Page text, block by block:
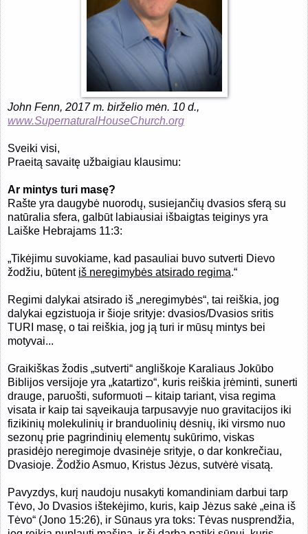
John Fenn, 2017m. birželio mėn. 10 d.,
www.SupernaturalHouseChurch.org
Sveiki visi,
Praeitą savaitę užbaigiau klausimu:
Ar mintys turi masę?
Rašte yra daugybė nuorodų, susiejančių dvasios sferą su
natūralia sfera, galbūt labiausiai išbaigtas teiginys yra
Laiške Hebrajams 11:3:
„Tikėjimu suvokiame, kad pasauliai buvo sutverti Dievo
žodžiu, būtent iš neregimybės atsirado regima.“
Regimi dalykai atsirado iš „neregimybės“, tai reiškia, jog
dalykai egzistuoja ir šioje srityje: dvasios/Dvasios sritis
TURI masę, o tai reiškia, jog ją turi ir mūsų mintys bei
motyvai...
Graikiškas žodis „sutverti“ angliškoje Karaliaus Jokūbo
Biblijos versijoje yra „katartizo“, kuris reiškia įrėminti, sunerti
drauge, paruošti, suformuoti – kitaip tariant, visa regima
visata ir kaip tai sąveikauja tarpusavyje nuo gravitacijos iki
fizikinių molekulinių ir branduolinių dėsnių, iki virsmo nuo
sezonų prie pagrindinių elementų sukūrimo, viskas
prasidėjo neregimoje dvasinėje srityje, o dar konkrečiau,
Dvasioje. Žodžio Asmuo, Kristus Jėzus, sutvėrė visatą.
Pavyzdys, kurį naudoju nusakyti komandiniam darbui tarp
Tėvo, Jo Dvasios ištekėjimo, kuris, kaip Jėzus sakė „eina iš
Tėvo“ (Jono 15:26), ir Sūnaus yra toks: Tėvas nusprendžia,